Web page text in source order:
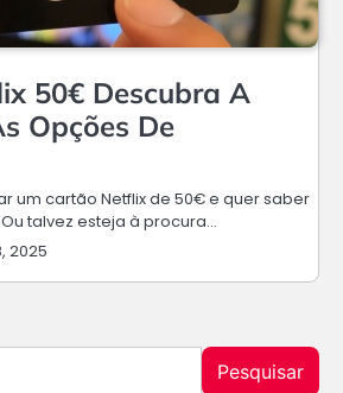
50€ Descubra A
Opções De
um cartão Netflix de 50€ e quer saber
talvez esteja à procura…
2025
Pesquisar